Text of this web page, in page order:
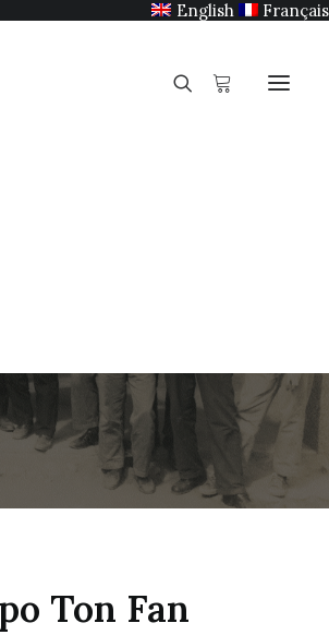
English Français
Ton Fan
Ton Fan